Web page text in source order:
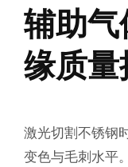
辅助气
缘质量
激光切割不锈钢
变色与毛刺水平